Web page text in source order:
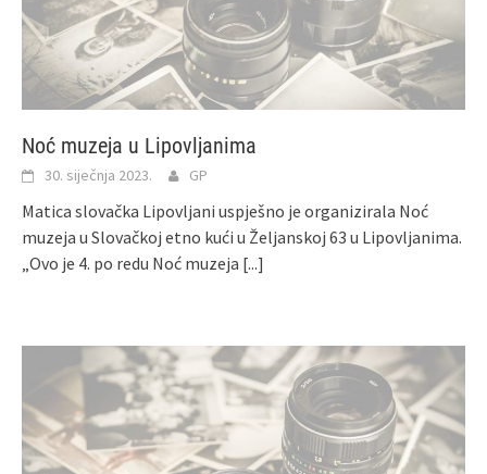
Noć muzeja u Lipovljanima
30. siječnja 2023. GP
Matica slovačka Lipovljani uspješno je organizirala Noć
muzeja u Slovačkoj etno kući u Željanskoj 63 u Lipovljanima.
„Ovo je 4. po redu Noć muzeja [...]